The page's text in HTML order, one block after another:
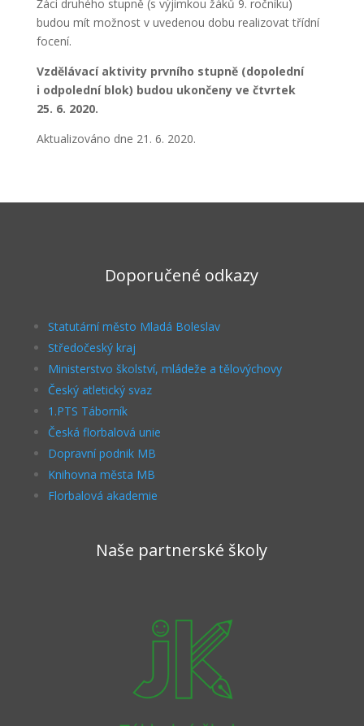
Žáci druhého stupně (s výjimkou žáků 9. ročníku)
budou mít možnost v uvedenou dobu realizovat třídní
focení.
Vzdělávací aktivity prvního stupně (dopolední
i odpolední blok) budou ukončeny ve čtvrtek
25. 6. 2020.
Aktualizováno dne 21. 6. 2020.
Doporučené odkazy
Statutární město Mladá Boleslav
Středočeský kraj
Ministerstvo školství, mládeže a tělovýchovy
Český atletický svaz
1.PTS Táborník
Česká florbalová unie
Dopravní podnik MB
Knihovna města MB
Florbalová akademie
Naše partnerské školy